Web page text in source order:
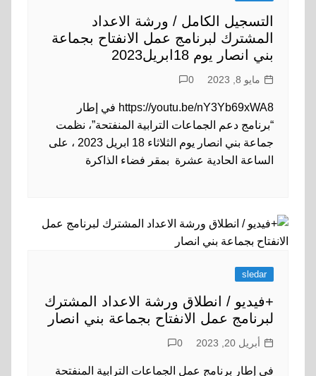
التسجيل الكامل / ورشة الاعداد
المشترك لبرنامج عمل الانفتاح بجماعة
بني انصار يوم 18ابريل2023
مايو 8, 2023 0
https://youtu.be/nY3Yb69xWA8 في إطار
“برنامج دعم الجماعات الترابية المنفتحة”، نظمت
جماعة بني انصار يوم الثلاثاء 18 ابريل 2023 ، على
الساعة الحادية عشرة بمقر فضاء الذاكرة
sledar
+فيديو / انطلاق ورشة الاعداد المشترك
لبرنامج عمل الانفتاح بجماعة بني انصار
أبريل 20, 2023 0
في إطار برنامج عمل الجماعات الترابية المنفتحة